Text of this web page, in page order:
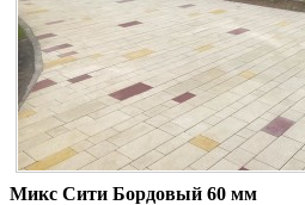
Микс Сити Бордовый 60 мм